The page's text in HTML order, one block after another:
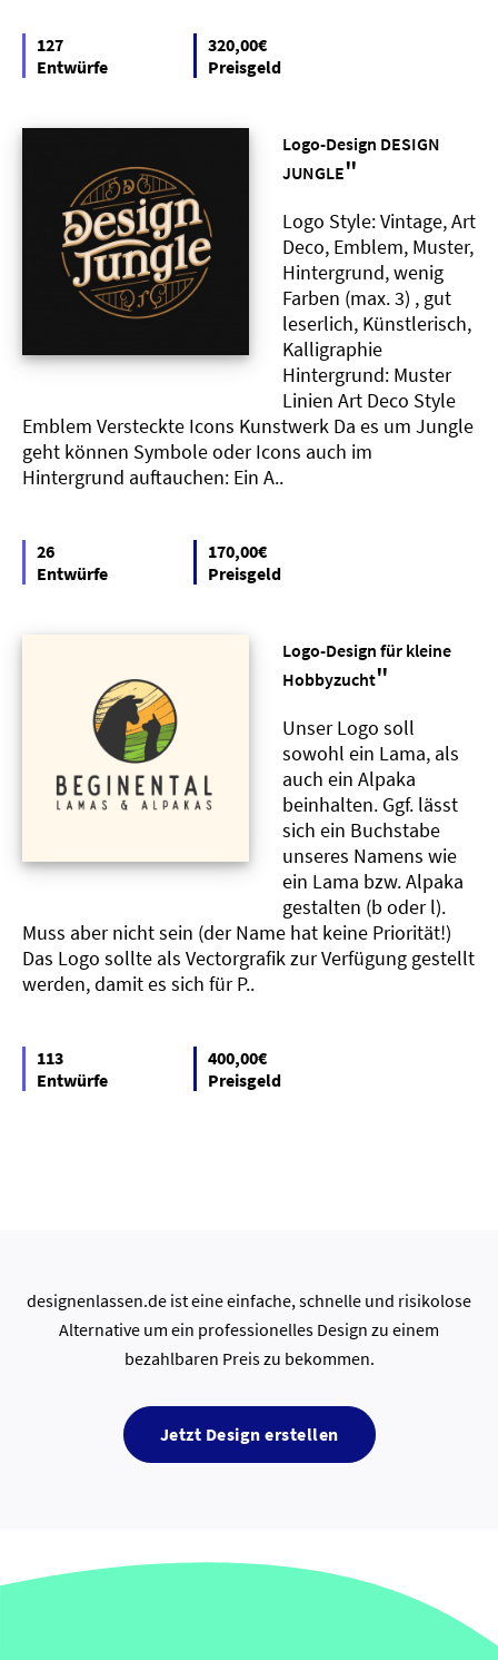
127
Entwürfe
320,00€
Preisgeld
Logo-Design DESIGN
JUNGLE"
Logo Style: Vintage, Art
Deco, Emblem, Muster,
Hintergrund, wenig
Farben (max. 3) , gut
leserlich, Künstlerisch,
Kalligraphie
Hintergrund: Muster
Linien Art Deco Style
Emblem Versteckte Icons Kunstwerk Da es um Jungle
geht können Symbole oder Icons auch im
Hintergrund auftauchen: Ein A..
26
Entwürfe
170,00€
Preisgeld
Logo-Design für kleine
Hobbyzucht"
Unser Logo soll
sowohl ein Lama, als
auch ein Alpaka
beinhalten. Ggf. lässt
sich ein Buchstabe
unseres Namens wie
ein Lama bzw. Alpaka
gestalten (b oder l).
Muss aber nicht sein (der Name hat keine Priorität!)
Das Logo sollte als Vectorgrafik zur Verfügung gestellt
werden, damit es sich für P..
113
Entwürfe
400,00€
Preisgeld
designenlassen.de ist eine einfache, schnelle und risikolose
Alternative um ein professionelles Design zu einem
bezahlbaren Preis zu bekommen.
Jetzt Design erstellen